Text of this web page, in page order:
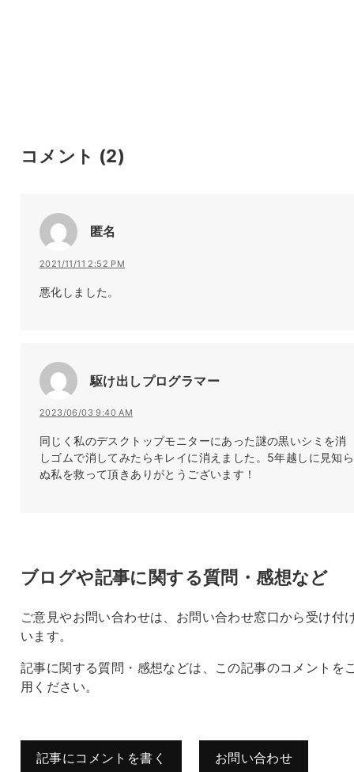
コメント (2)
匿名
2021/11/11 2:52 PM
悪化しました。
駆け出しプログラマー
2023/06/03 9:40 AM
同じく私のデスクトップモニターにあった謎の黒いシミを消
しゴムで消してみたらキレイに消えました。5年越しに見知ら
ぬ私を救って頂きありがとうございます！
ブログや記事に関する質問・感想など
ご意見やお問い合わせは、お問い合わせ窓口から受け付
います。
記事に関する質問・感想などは、この記事のコメントを
用ください。
記事にコメントを書く お問い合わせ